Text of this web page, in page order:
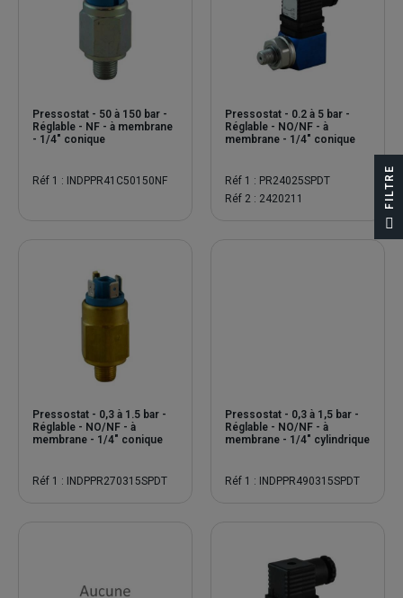
Pressostat - 50 à 150 bar -
Réglable - NF - à membrane
- 1/4" conique
Réf 1 : INDPPR41C50150NF
Pressostat - 0.2 à 5 bar -
Réglable - NO/NF - à
membrane - 1/4" conique
Réf 1 : PR24025SPDT
Réf 2 : 2420211
Pressostat - 0,3 à 1.5 bar -
Réglable - NO/NF - à
membrane - 1/4" conique
Réf 1 : INDPPR270315SPDT
Pressostat - 0,3 à 1,5 bar -
Réglable - NO/NF - à
membrane - 1/4" cylindrique
Réf 1 : INDPPR490315SPDT
FILTRE